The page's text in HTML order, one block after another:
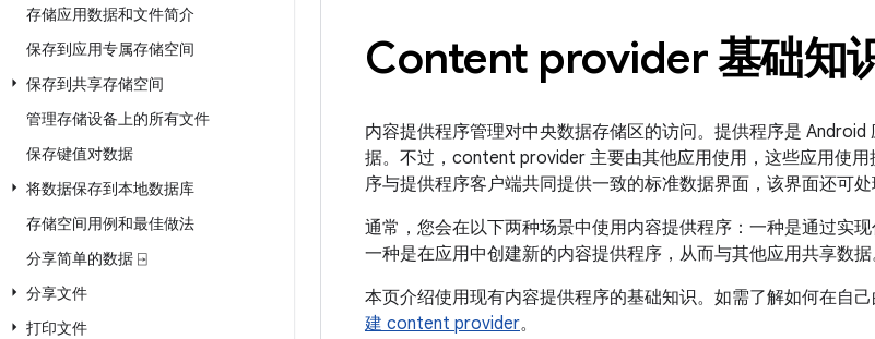
存储应用数据和文件简介
保存到应用专属存储空间
保存到共享存储空间
管理存储设备上的所有文件
保存键值对数据
将数据保存到本地数据库
存储空间用例和最佳做法
分享简单的数据 ⍈
分享文件
打印文件
Content provider 基础知
内容提供程序管理对中央数据存储区的访问。提供程序是
据。不过，content provider 主要由其他应用使用，这些应用使
序与提供程序客户端共同提供一致的标准数据界面，该界面还可
通常，您会在以下两种场景中使用内容提供程序：一种是通过实
一种是在应用中创建新的内容提供程序，从而与其他应用共享数据
本页介绍使用现有内容提供程序的基础知识。如需了解如何在自
建 content provider。